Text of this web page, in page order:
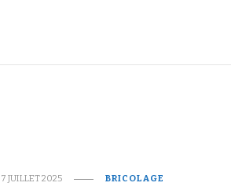
7 JUILLET 2025 BRICOLAGE